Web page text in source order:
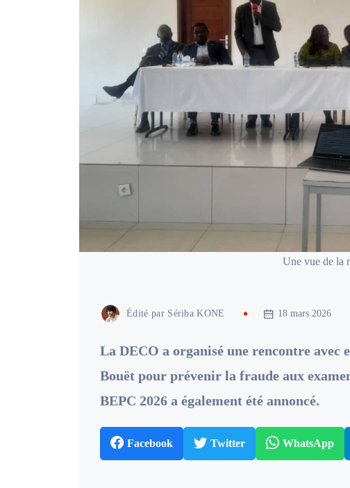
Une vue de la
Édité par Sériba KONE 18 mars 2026
La DECO a organisé une rencontre avec
Bouët pour prévenir la fraude aux
BEPC 2026 a également été annoncé.
Facebook Twitter WhatsApp